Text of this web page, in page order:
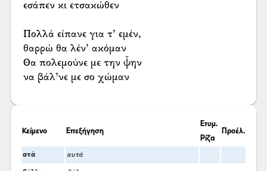
εσάπεν κι ετσακώθεν
Πολλά είπανε για τ’ εμέν,
θαρρώ θα λέν’ ακόμαν
Θα πολεμούνε με την ψ̌ην
να βάλ’νε με σο χώμαν
Κείμενο Επεξήγηση
Ετυμ.
Ρίζα
Προέλ.
ατά αυτά